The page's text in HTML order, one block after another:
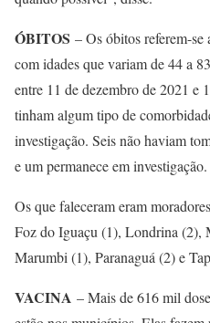
ÓBITOS – Os óbitos referem-se
com idades que variam de 44 a
entre 11 de dezembro de 2021 e
tinham algum tipo de
investigação. Seis não haviam
e um permanece em investigação.
Os que faleceram eram
Foz do Iguaçu (1), Londrina (2),
Marumbi (1), Paranaguá (2) e
VACINA – Mais de 616 mil